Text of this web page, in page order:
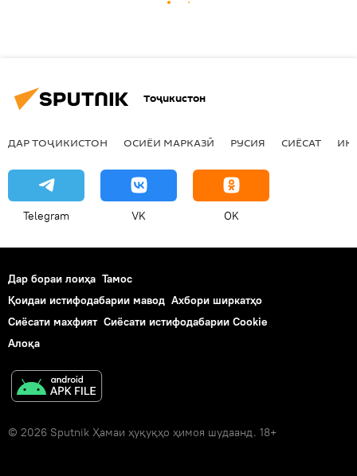
Тоҷикистон
ДАР ТОҶИКИСТОН ОСИЁИ МАРКАЗӢ РУСИЯ СИЁСАТ
Telegram VK OK
Дар бораи лоиҳа Тамос
Қоидаи истифодабарии мавод Ахбори ширкатҳо
Сиёсати махфият Сиёсати истифодабарии Cookie
Алоқа
© 2026 Sputnik Ҳамаи ҳуқуқҳо ҳимоя шудаанд. 18+